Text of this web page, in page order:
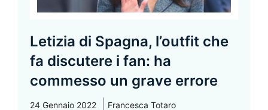
Letizia di Spagna, l’outfit che
fa discutere i fan: ha
commesso un grave errore
24 Gennaio 2022 Francesca Totaro